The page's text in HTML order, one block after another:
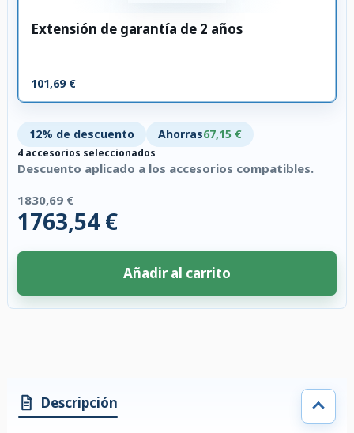
Extensión de garantía de 2 años
101,69 €
12% de descuento Ahorras67,15 €
4 accesorios seleccionados
Descuento aplicado a los accesorios compatibles.
1830,69 €
1763,54 €
Añadir al carrito
Descripción